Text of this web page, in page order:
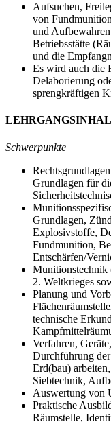
Aufsuchen,
von
und
Betriebsstätte
und die
Es wird auch die
Delaborierung
sprengkräftigen
Schwerpunkte
Grundlagen für
Grundlagen,
Explosivstoffe,
Fundmunition,
Entschärfen/
Munitionstechnik
2. Weltkrieges
Planung und
technische
Verfahren,
Durchführung
Erd(bau)
Siebtechnik,
Auswertung von
Praktische
Räumstelle,